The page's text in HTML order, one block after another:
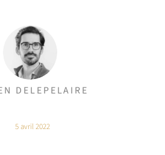
DELEPELAIRE
5 avril 2022